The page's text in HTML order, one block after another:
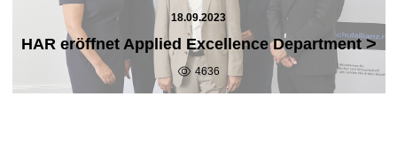
18.09.2023
HAR eröffnet Applied Excellence Department>
4636